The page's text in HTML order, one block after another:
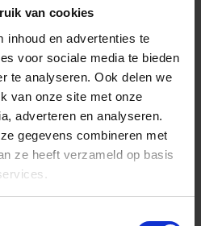
van cookies
inhoud en advertenties te
voor sociale media te bieden
te analyseren. Ook delen we
van onze site met onze
adverteren en analyseren.
gegevens combineren met
ze heeft verzameld op basis